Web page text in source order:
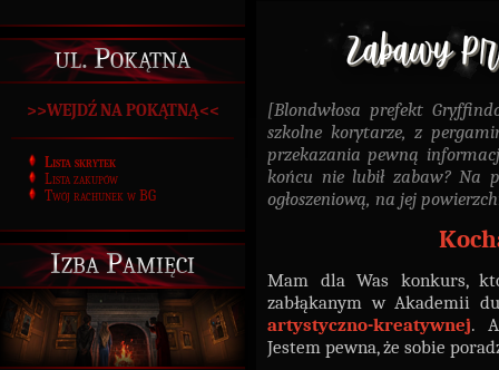
ul. Pokątna
>>WEJDŹ NA POKĄTNĄ<<
Lista skrytek
Lista zakupów
Twój rachunek w BG
Izba Pamięci
[Blondwłosa prefekt
szkolne korytarze, z
przekazania pewną
końcu nie lubił zabaw? Na
ogłoszeniową, na jej
Mam dla Was konkurs,
zabłąkanym w Akademii
artystyczno-kreatywnej.
Jestem pewna, że sobie